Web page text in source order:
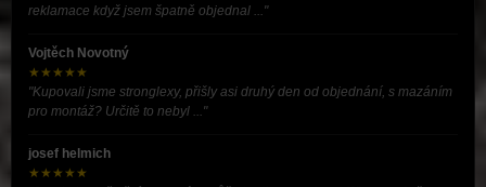
reklamace když jsem špatně objednal ..."
Vojtěch Novotný
★★★★★
"Kupovali jsme stronglexy, přišly asi druhý den od objednání, s mazáním
pro montáž? Určitě to nebyl ..."
josef helmich
★★★★★